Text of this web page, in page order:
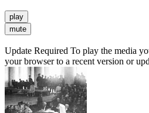
play
mute
Update Required To play the media
your browser to a recent version or